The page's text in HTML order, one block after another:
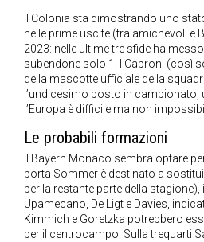
Il Colonia sta dimostrando uno
nelle prime uscite (tra amichevoli e
2023: nelle ultime tre sfide ha
subendone solo 1. I Caproni (così
della mascotte ufficiale della
l’undicesimo posto in campionato,
l’Europa è difficile ma non
Le probabili formazioni
Il Bayern Monaco sembra optare
porta Sommer è destinato a
per la restante parte della
Upamecano, De Ligt e Davies,
Kimmich e Goretzka potrebbero
per il centrocampo. Sulla trequarti